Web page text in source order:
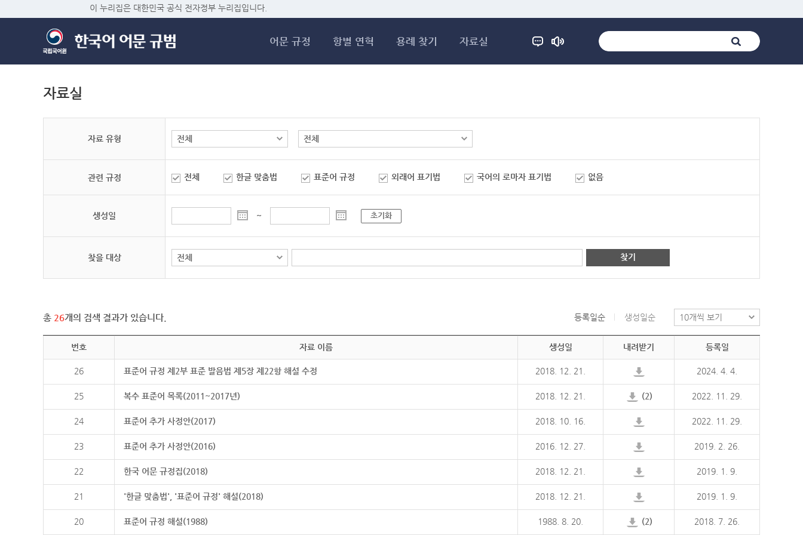
이 누리집은 대한민국 공식 전자정부 누리집입니다.
어문 규정 항별 연혁 용례 찾기 자료실
자료실
자료 유형
관련 규정 전체 한글 맞춤법 표준어 규정 외래어 표기법 국어의 로마자 표기법 없음
생성일 ~ 초기화
찾을 대상 찾기
총 26개의 검색 결과가 있습니다. 등록일순 생성일순
번호 자료 이름 생성일 내려받기 등록일
26 표준어 규정 제2부 표준 발음법 제5장 제22항 해설 수정 2018. 12. 21. 2024. 4. 4.
25 복수 표준어 목록(2011~2017년) 2018. 12. 21. (2) 2022. 11. 29.
24 표준어 추가 사정안(2017) 2018. 10. 16. 2022. 11. 29.
23 표준어 추가 사정안(2016) 2016. 12. 27. 2019. 2. 26.
22 한국 어문 규정집(2018) 2018. 12. 21. 2019. 1. 9.
21 '한글 맞춤법', '표준어 규정' 해설(2018) 2018. 12. 21. 2019. 1. 9.
20 표준어 규정 해설(1988) 1988. 8. 20. (2) 2018. 7. 26.